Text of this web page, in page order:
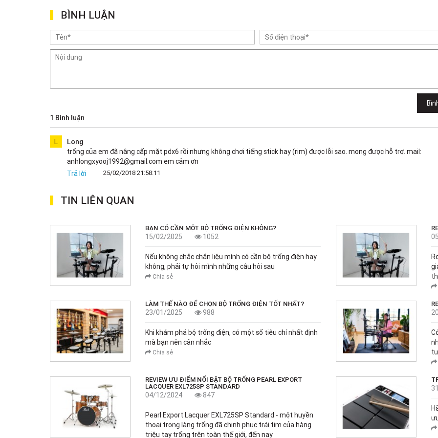
BÌNH LUẬN
1 Bình luận
L
Long
trống của em đã nâng cấp mặt pdx6 rồi nhưng không chơi tiếng stick hay (rim) được lỗi sao. mong được hỗ trợ. mail:
anhlongxyooj1992@gmail.com em cảm ơn
Trả lời
25/02/2018 21:58:11
TIN LIÊN QUAN
BẠN CÓ CẦN MỘT BỘ TRỐNG ĐIỆN KHÔNG?
15/02/2025 1052
Nếu không chắc chắn liệu mình có cần bộ trống điện hay
không, phải tự hỏi mình những câu hỏi sau
Chia sẻ
LÀM THẾ NÀO ĐỂ CHỌN BỘ TRỐNG ĐIỆN TỐT NHẤT?
23/01/2025 988
Khi khám phá bộ trống điện, có một số tiêu chí nhất định
mà bạn nên cân nhắc
Chia sẻ
REVIEW ƯU ĐIỂM NỔI BẬT BỘ TRỐNG PEARL EXPORT
LACQUER EXL725SP STANDARD
04/12/2024 847
Pearl Export Lacquer EXL725SP Standard - một huyền
thoại trong làng trống đã chinh phục trái tim của hàng
triệu tay trống trên toàn thế giới, đến nay